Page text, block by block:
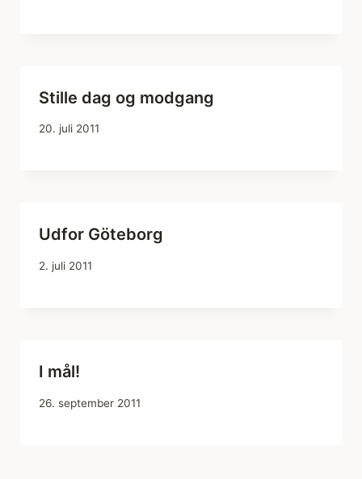
Stille dag og modgang
20. juli 2011
Udfor Göteborg
2. juli 2011
I mål!
26. september 2011